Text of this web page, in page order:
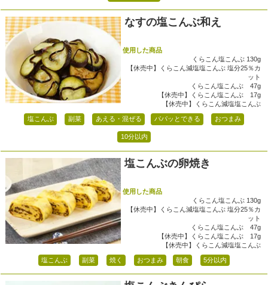
なすの塩こんぶ和え
使用した商品
くらこん塩こんぶ 130g
【休売中】くらこん減塩塩こんぶ 塩分25％カ
ット
くらこん塩こんぶ 47g
【休売中】くらこん塩こんぶ 17g
【休売中】くらこん減塩塩こんぶ
塩こんぶ 副菜 あえる・混ぜる パパッとできる おつまみ
10分以内
塩こんぶの卵焼き
使用した商品
くらこん塩こんぶ 130g
【休売中】くらこん減塩塩こんぶ 塩分25％カ
ット
くらこん塩こんぶ 47g
【休売中】くらこん塩こんぶ 17g
【休売中】くらこん減塩塩こんぶ
塩こんぶ 副菜 焼く おつまみ 朝食 5分以内